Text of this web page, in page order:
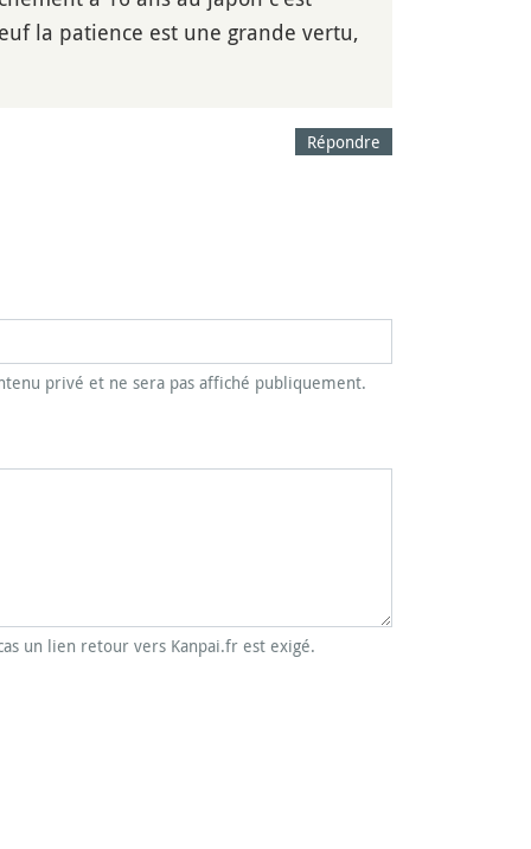
la patience est une grande vertu,
Répondre
privé et ne sera pas affiché publiquement.
un lien retour vers Kanpai.fr est exigé.